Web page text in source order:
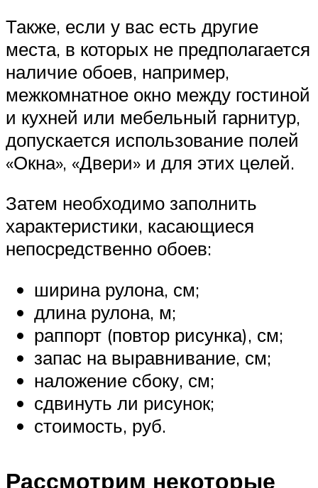
Также, если у вас есть другие
места, в которых не предполагается
наличие обоев, например,
межкомнатное окно между гостиной
и кухней или мебельный гарнитур,
допускается использование полей
«Окна», «Двери» и для этих целей.
Затем необходимо заполнить
характеристики, касающиеся
непосредственно обоев:
ширина рулона, см;
длина рулона, м;
раппорт (повтор рисунка), см;
запас на выравнивание, см;
наложение сбоку, см;
сдвинуть ли рисунок;
стоимость, руб.
Рассмотрим некоторые